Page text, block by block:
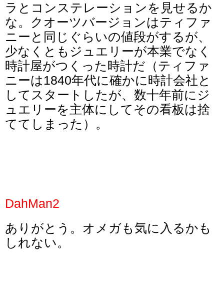
ラとコンステレーションを見せるか
な。クオーツバージョンはティファ
ニーと同じぐらいの値段がするが、
少なくともジュエリーが本業でなく
時計屋がつくった時計だ（ティファ
ニーは1840年代に確かに時計会社と
してスタートしたが、数十年前にジ
ュエリーを主体にしてその看板は捨
ててしまった）。
DahMan2
ありがとう。オメガも気に入るかも
しれない。